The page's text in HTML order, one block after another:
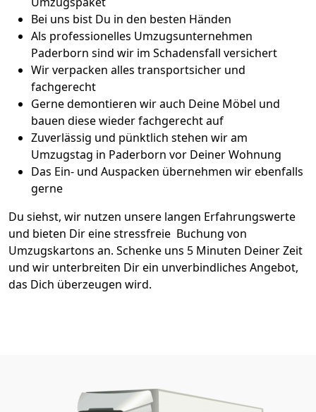
Bei uns bist Du in den besten Händen
Als professionelles Umzugsunternehmen
Paderborn sind wir im Schadensfall versichert
Wir verpacken alles transportsicher und
fachgerecht
Gerne demontieren wir auch Deine Möbel und
bauen diese wieder fachgerecht auf
Zuverlässig und pünktlich stehen wir am
Umzugstag in Paderborn vor Deiner Wohnung
Das Ein- und Auspacken übernehmen wir ebenfalls
gerne
Du siehst, wir nutzen unsere langen Erfahrungswerte
und bieten Dir eine stressfreie Buchung von
Umzugskartons an. Schenke uns 5 Minuten Deiner Zeit
und wir unterbreiten Dir ein unverbindliches Angebot,
das Dich überzeugen wird.